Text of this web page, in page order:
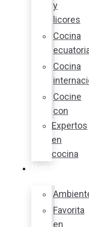
y
licores
Cocina
Cocina
Cocine
con
Expertos
en
cocina
Favorita
en